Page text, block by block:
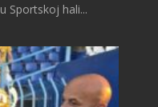
Sportskoj hali...